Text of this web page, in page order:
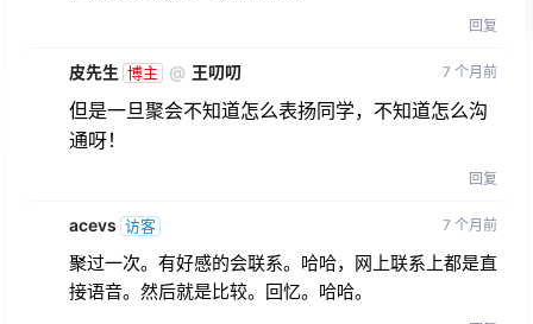
回复
皮先生 博主 @ 王叨叨 7 个月前
但是一旦聚会不知道怎么表扬同学，不知道怎么沟
通呀！
回复
acevs 访客 7 个月前
聚过一次。有好感的会联系。哈哈，网上联系上都是直
接语音。然后就是比较。回忆。哈哈。